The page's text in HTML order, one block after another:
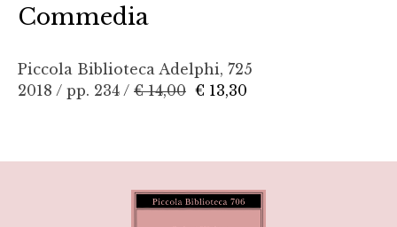
Commedia
Piccola Biblioteca Adelphi, 725
2018 / pp. 234 / € 14,00 € 13,30